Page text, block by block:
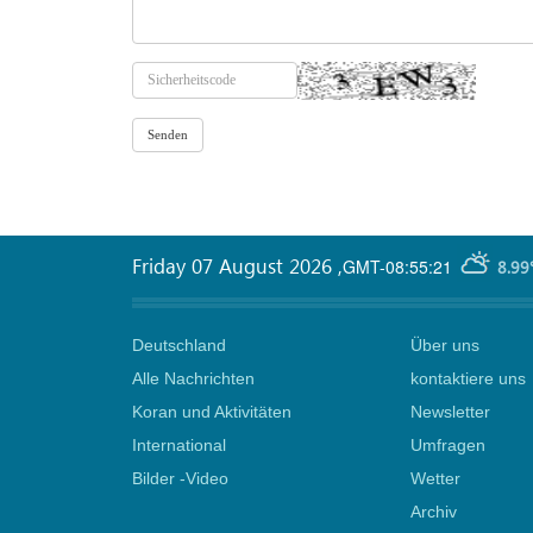
GMT-08:55:21
Friday 07 August 2026 ,
Deutschland
Alle Nachrichten
Koran und Aktivitäten
International
Bilder -Video
Über uns
kontaktiere uns
Newsletter
Umfragen
Wetter
Archiv